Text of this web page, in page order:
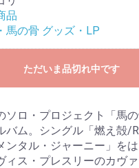
品
馬の骨 グッズ・LP
ただいま品切れ中です
ソロ・プロジェクト「馬
バム。シングル「燃え殻/
ンタル・ジャーニー」を
ィス・プレスリーのカヴ